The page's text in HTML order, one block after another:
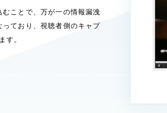
ことで、万が一の情報漏洩
ており、視聴者側のキャプ
す。